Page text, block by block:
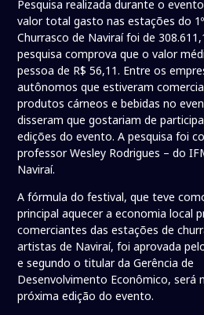
Pesquisa realizada durante o
valor total gasto nas estações do
Churrasco de Naviraí foi de
pesquisa comprova que o valor
pessoa de R$ 56,11. Entre os
autônomos que estiveram
produtos cárneos e bebidas no
disseram que gostariam de
edições do evento. A pesquisa foi
professor Wesley Rodrigues – do
Naviraí.
A fórmula do festival, que teve
principal aquecer a economia local
comerciantes das estações de
artistas de Naviraí, foi aprovada
e segundo o titular da Gerência de
Desenvolvimento Econômico, será
próxima edição do evento.